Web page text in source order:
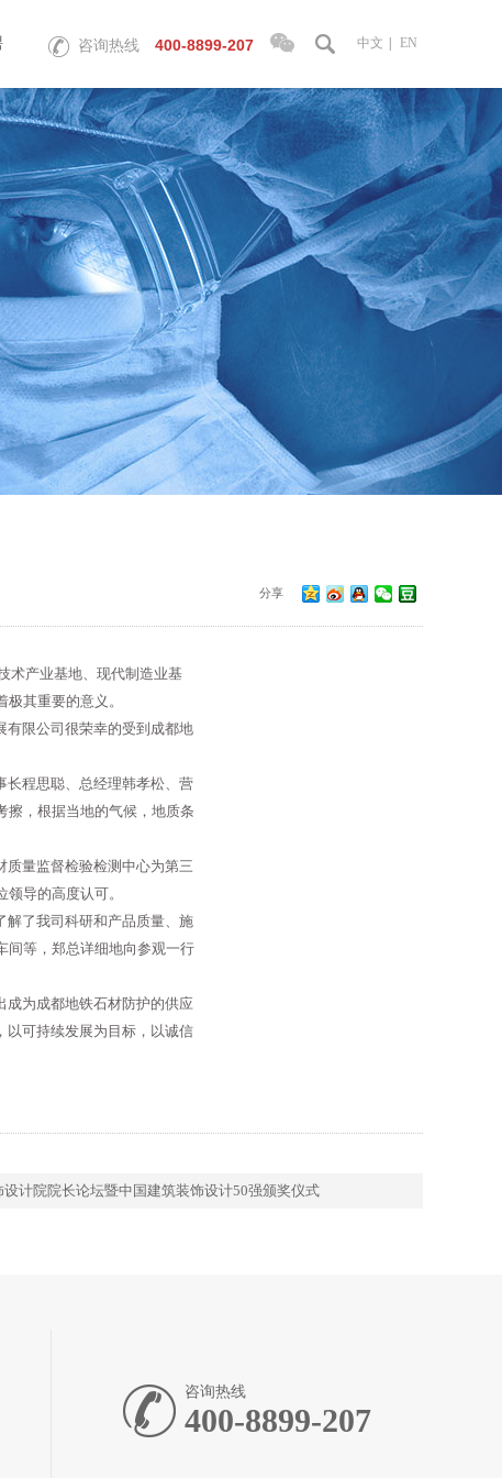
咨询热线 400-8899-207 中文 EN
分享
术产业基地、现代制造业基
其重要的意义。
限公司很荣幸的受到成都地
程思聪、总经理韩孝松、营
擦，根据当地的气候，地质条
量监督检验检测中心为第三
导的高度认可。
了我司科研和产品质量、施
间等，郑总详细地向参观一行
为成都地铁石材防护的供应
以可持续发展为目标，以诚信
设计院院长论坛暨中国建筑装饰设计50强颁奖仪式
咨询热线
400-8899-207